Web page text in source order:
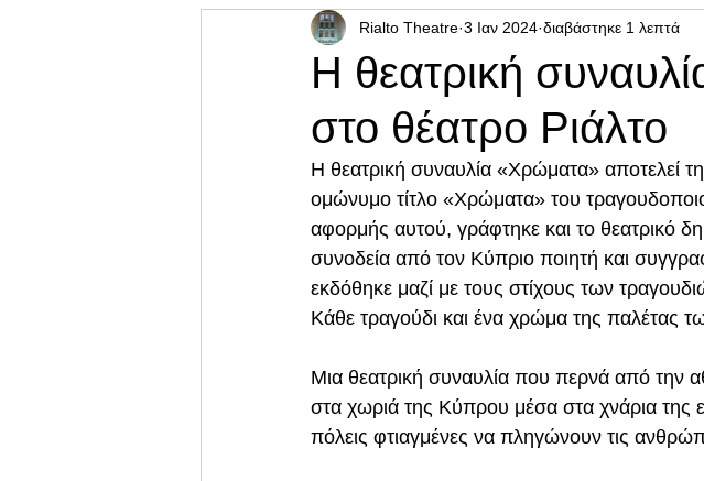
Η θεατρική
στο θέατρο Ριάλτο
Rialto Theatre 3 Ιαν 2024 διαβάστηκε 1 λεπτά
Η θεατρική συναυλία «Χρώματα» αποτελεί
ομώνυμο τίτλο «Χρώματα» του
αφορμής αυτού, γράφτηκε και το θεατρικό
συνοδεία από τον Κύπριο ποιητή και
εκδόθηκε μαζί με τους στίχους των
Κάθε τραγούδι και ένα χρώμα της παλέτας
Μια θεατρική συναυλία που περνά από την
στα χωριά της Κύπρου μέσα στα χνάρια της
πόλεις φτιαγμένες να πληγώνουν τις